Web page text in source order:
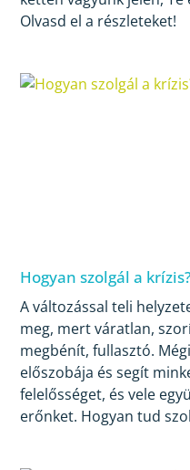
Olvasd el a részleteket!
Hogyan szolgál a krízis?
A változással teli
meg, mert váratlan,
megbénít, fullasztó.
előszobája és segít
felelősséget, és vele
erőnket. Hogyan tud